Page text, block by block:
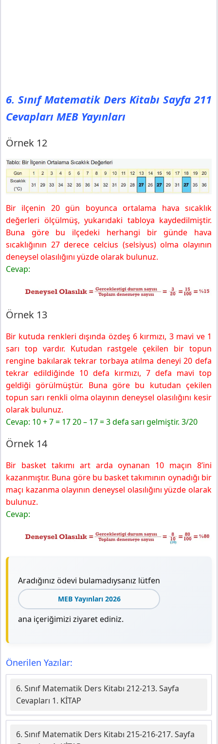
6. Sınıf Matematik Ders Kitabı Sayfa 211
Cevapları MEB Yayınları
Örnek 12
Bir ilçenin 20 gün boyunca ortalama hava sıcaklık
değerleri ölçülmüş, yukarıdaki tabloya kaydedilmiştir.
Buna göre bu ilçedeki herhangi bir günde hava
sıcaklığının 27 derece celcius (selsiyus) olma olayının
deneysel olasılığını yüzde olarak bulunuz.
Cevap:
Örnek 13
Bir kutuda renkleri dışında özdeş 6 kırmızı, 3 mavi ve 1
sarı top vardır. Kutudan rastgele çekilen bir topun
rengine bakılarak tekrar torbaya atılma deneyi 20 defa
tekrar edildiğinde 10 defa kırmızı, 7 defa mavi top
geldiği görülmüştür. Buna göre bu kutudan çekilen
topun sarı renkli olma olayının deneysel olasılığını kesir
olarak bulunuz.
Cevap: 10 + 7 = 17 20 – 17 = 3 defa sarı gelmiştir. 3/20
Örnek 14
Bir basket takımı art arda oynanan 10 maçın 8’ini
kazanmıştır. Buna göre bu basket takımının oynadığı bir
maçı kazanma olayının deneysel olasılığını yüzde olarak
bulunuz.
Cevap:
Aradığınız ödevi bulamadıysanız lütfen
MEB Yayınları 2026
ana içeriğimizi ziyaret ediniz.
Önerilen Yazılar:
6. Sınıf Matematik Ders Kitabı 212-213. Sayfa
Cevapları 1. KİTAP
6. Sınıf Matematik Ders Kitabı 215-216-217. Sayfa